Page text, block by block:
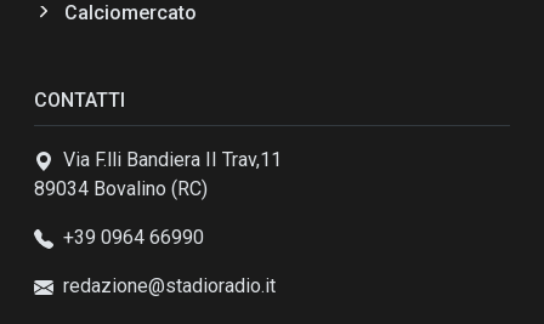
Calciomercato
CONTATTI
Via F.lli Bandiera II Trav,11
89034 Bovalino (RC)
+39 0964 66990
redazione@stadioradio.it